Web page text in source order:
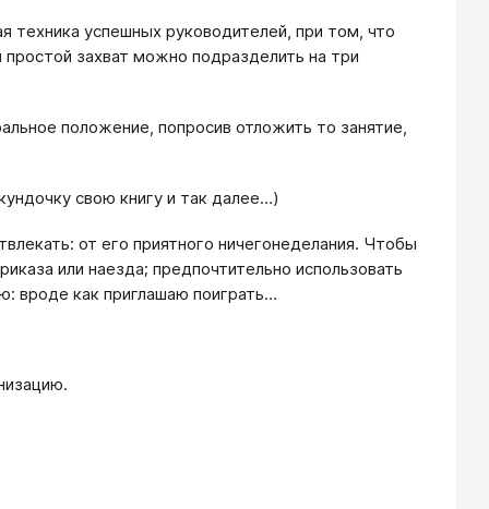
техника успешных руководителей, при том, что
захват можно подразделить на три
положение, попросив отложить то занятие,
свою книгу и так далее…)
от его приятного ничегонеделания. Чтобы
или наезда; предпочтительно использовать
вроде как приглашаю поиграть…